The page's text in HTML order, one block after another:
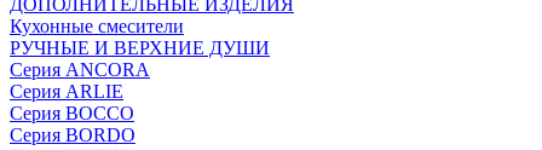
ДОПОЛНИТЕЛЬНЫЕ ИЗДЕЛИЯ
Кухонные смесители
РУЧНЫЕ И ВЕРХНИЕ ДУШИ
Серия ANCORA
Серия ARLIE
Серия BOCCO
Серия BORDO